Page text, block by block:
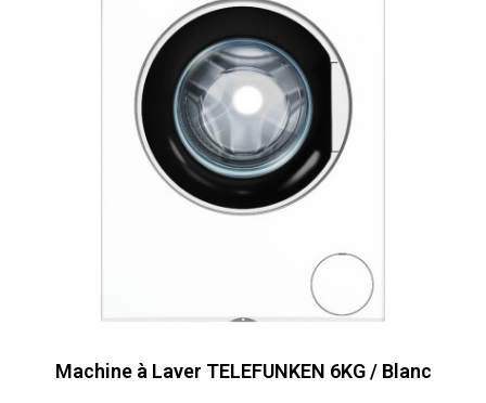
Machine à Laver TELEFUNKEN 6KG / Blanc